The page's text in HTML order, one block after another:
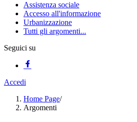
Assistenza sociale
Accesso all'informazione
Urbanizzazione
Tutti gli argomenti...
Seguici su
Accedi
Home Page/
Argomenti